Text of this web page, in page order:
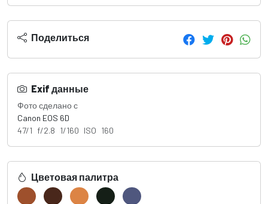
Поделиться
Exif данные
Фото сделано с
Canon EOS 6D
47/1 f/2.8 1/160 ISO 160
Цветовая палитра